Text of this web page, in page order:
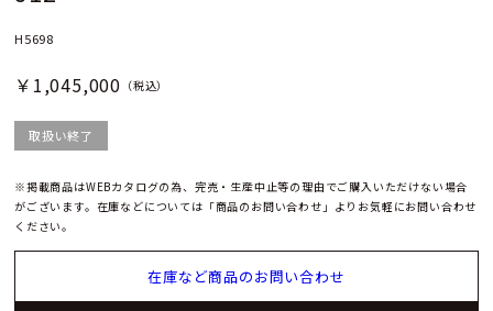
H5698
￥1,045,000 （税込）
取扱い終了
※掲載商品はWEBカタログの為、完売・生産中止等の理由でご購入いただけない場合
がございます。在庫などについては「商品のお問い合わせ」よりお気軽にお問い合わせ
ください。
在庫など商品のお問い合わせ